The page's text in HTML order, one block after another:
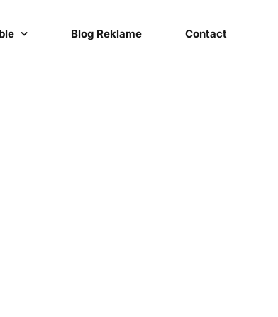
Blog Reklame Contact